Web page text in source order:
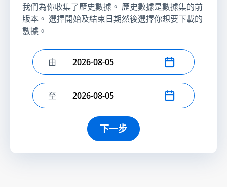
我們為你收集了歷史數據。 歷史數據是數據集的前
版本。 選擇開始及結束日期然後選擇你想要下載的
數據。
選擇開始日期
由
選擇結束日期
至
下一步